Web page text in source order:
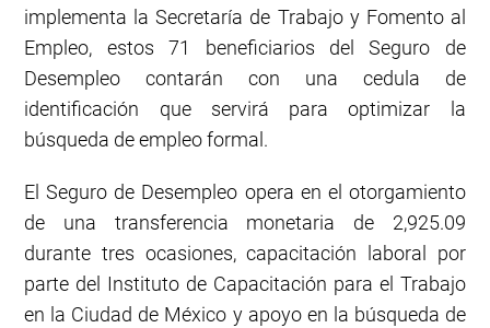
implementa la Secretaría de Trabajo y Fomento al
Empleo, estos 71 beneficiarios del Seguro de
Desempleo contarán con una cedula de
identificación que servirá para optimizar la
búsqueda de empleo formal.
El Seguro de Desempleo opera en el otorgamiento
de una transferencia monetaria de 2,925.09
durante tres ocasiones, capacitación laboral por
parte del Instituto de Capacitación para el Trabajo
en la Ciudad de México y apoyo en la búsqueda de